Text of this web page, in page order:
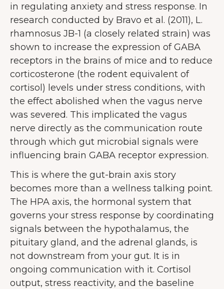
in regulating anxiety and stress response. In
research conducted by Bravo et al. (2011), L.
rhamnosus JB-1 (a closely related strain) was
shown to increase the expression of GABA
receptors in the brains of mice and to reduce
corticosterone (the rodent equivalent of
cortisol) levels under stress conditions, with
the effect abolished when the vagus nerve
was severed. This implicated the vagus
nerve directly as the communication route
through which gut microbial signals were
influencing brain GABA receptor expression.
This is where the gut-brain axis story
becomes more than a wellness talking point.
The HPA axis, the hormonal system that
governs your stress response by coordinating
signals between the hypothalamus, the
pituitary gland, and the adrenal glands, is
not downstream from your gut. It is in
ongoing communication with it. Cortisol
output, stress reactivity, and the baseline